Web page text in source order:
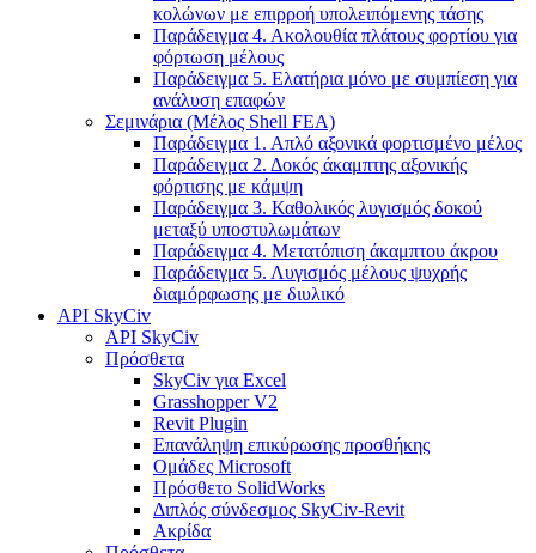
κολώνων με επιρροή υπολειπόμενης τάσης
Παράδειγμα 4. Ακολουθία πλάτους φορτίου για
φόρτωση μέλους
Παράδειγμα 5. Ελατήρια μόνο με συμπίεση για
ανάλυση επαφών
Σεμινάρια (Μέλος Shell FEA)
Παράδειγμα 1. Απλό αξονικά φορτισμένο μέλος
Παράδειγμα 2. Δοκός άκαμπτης αξονικής
φόρτισης με κάμψη
Παράδειγμα 3. Καθολικός λυγισμός δοκού
μεταξύ υποστυλωμάτων
Παράδειγμα 4. Μετατόπιση άκαμπτου άκρου
Παράδειγμα 5. Λυγισμός μέλους ψυχρής
διαμόρφωσης με διυλικό
API SkyCiv
API SkyCiv
Πρόσθετα
SkyCiv για Excel
Grasshopper V2
Revit Plugin
Επανάληψη επικύρωσης προσθήκης
Ομάδες Microsoft
Πρόσθετο SolidWorks
Διπλός σύνδεσμος SkyCiv-Revit
Ακρίδα